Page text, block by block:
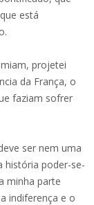
está
projetei
da França, o
faziam sofrer
ser nem uma
história poder-se-
minha parte
indiferença e o